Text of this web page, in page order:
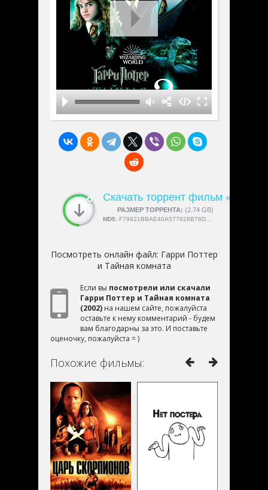
Скачать торрент фильм «Гарри
РАЗМЕР ТОРРЕНТА: (2.74 GB)
СКАЧАЛИ:4189
MD5: F79921BBAE40A577928B76D2FC3EDC2A
Посмотреть онлайн файл: Гарри Поттер
и Тайная комната
Если вы посмотрели или скачали
Гарри Поттер и Тайная комната
(2002) на нашем сайте, пожалуйста
оставьте к нему комментарий - будем
вам благодарны за это. И поставьте
оценочку, пожалуйста = )
Похожие фильмы: